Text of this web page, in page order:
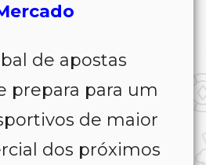
de apostas
prepara para um
de maior
dos próximos